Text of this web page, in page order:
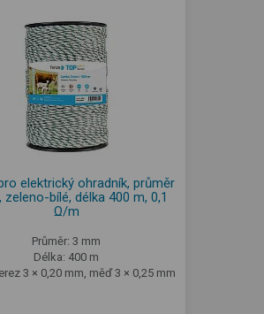
elektrický ohradník, průměr
zeleno-bílé, délka 400 m, 0,1
Ω/m
Průměr: 3 mm
Délka: 400 m
3 × 0,20 mm, měď 3 × 0,25 mm